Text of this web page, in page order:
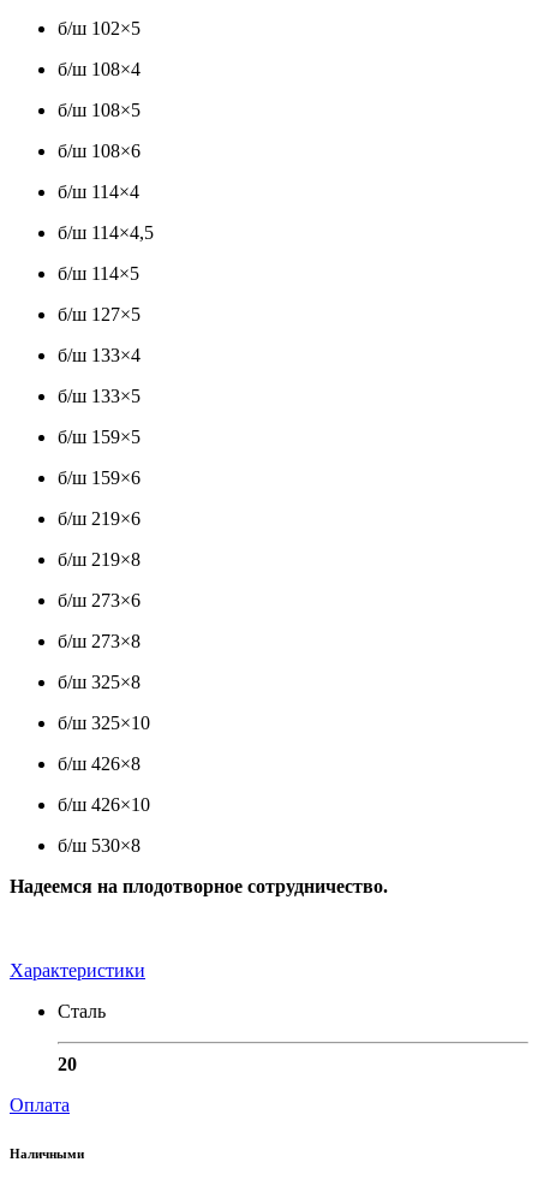
б/ш 102×5
б/ш 108×4
б/ш 108×5
б/ш 108×6
б/ш 114×4
б/ш 114×4,5
б/ш 114×5
б/ш 127×5
б/ш 133×4
б/ш 133×5
б/ш 159×5
б/ш 159×6
б/ш 219×6
б/ш 219×8
б/ш 273×6
б/ш 273×8
б/ш 325×8
б/ш 325×10
б/ш 426×8
б/ш 426×10
б/ш 530×8
Надеемся на плодотворное сотрудничество.
Характеристики
Сталь
20
Оплата
Наличными